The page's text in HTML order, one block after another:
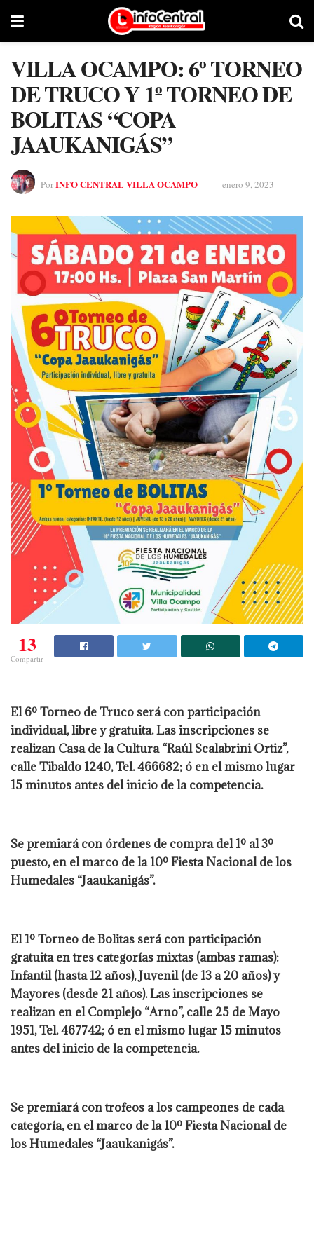
VILLA OCAMPO: 6º TORNEO
DE TRUCO Y 1º TORNEO DE
BOLITAS “COPA
JAAUKANIGÁS”
PorINFO CENTRAL VILLA OCAMPO enero 9, 2023
13
Compartir
El 6º Torneo de Truco será con participación
individual, libre y gratuita. Las inscripciones se
realizan Casa de la Cultura “Raúl Scalabrini Ortiz”,
calle Tibaldo 1240, Tel. 466682; ó en el mismo lugar
15 minutos antes del inicio de la competencia.
Se premiará con órdenes de compra del 1º al 3º
puesto, en el marco de la 10º Fiesta Nacional de los
Humedales “Jaaukanigás”.
El 1º Torneo de Bolitas será con participación
gratuita en tres categorías mixtas (ambas ramas):
Infantil (hasta 12 años), Juvenil (de 13 a 20 años) y
Mayores (desde 21 años). Las inscripciones se
realizan en el Complejo “Arno”, calle 25 de Mayo
1951, Tel. 467742; ó en el mismo lugar 15 minutos
antes del inicio de la competencia.
Se premiará con trofeos a los campeones de cada
categoría, en el marco de la 10º Fiesta Nacional de
los Humedales “Jaaukanigás”.